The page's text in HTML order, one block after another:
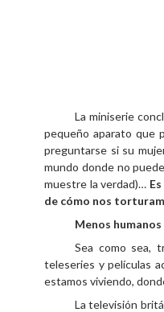
La miniserie
pequeño aparato que
preguntarse si su
mundo donde no
muestre la verdad)…
de cómo nos
Menos
Sea como sea,
teleseries y películas
estamos viviendo,
La televisión